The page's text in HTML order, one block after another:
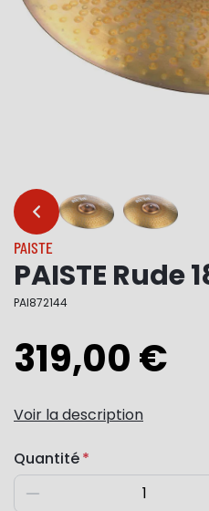
…
PAISTE
PAISTE Rude
PAI872144
319,00 €
Voir la description
Quantité
Diminuer